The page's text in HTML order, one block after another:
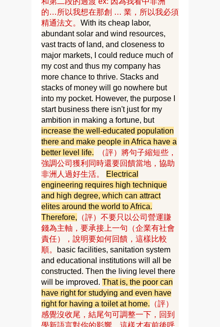
的…所以我想在那創 … 業，所以我必須
精通法文。 With its cheap labor,
abundant solar and wind resources,
vast tracts of land, and closeness to
major markets, I could reduce much of
my cost and thus my company has
more chance to thrive. Stacks and
stacks of money will go nowhere but
into my pocket. However, the purpose I
start business there isn't just for my
ambition in making a fortune, but
increase the well-educated population
there and make people in Africa have a
better level life.
（評） 將句子縮短些，
強調公司獲利同時還要回饋當地，協助
非洲人過好生活。
Electrical
engineering requires high technique
and high degree, which can attract
elites around the world to Africa.
Therefore, （評）不要只以公司營運賺
錢為主軸，要承接上一句（企業有社會
責任）
，說明要如何回饋，這樣比較
順。
basic facilities, sanitation system
and educational institutions will all be
constructed. Then the living level there
will be improved. That is, the poor can
have right for studying and even have
right for having a toilet at home. （評）
感覺沒收尾，結尾句可調整一下，回到